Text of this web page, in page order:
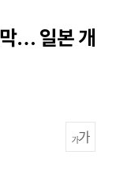
… 일본 개